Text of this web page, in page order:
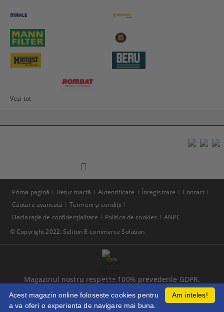
Vezi tot
© Copyright 2022. Seliton E-commerce Solution
Prima pagină Retur marfă Autentificare Înregistrare
Contact
Căutare avansată
Termeni şi condiţii
Declaraţie de confidenţialitate
Politica de cookies ANPC
GDPR
Magazinul nostru respecta 100% prevederile GDPR.
Citeste politica de confidentialitate
Informatiile mele personale
Am inteles!
Acest magazin online foloseste cookies pentru
a va oferi o experienta de navigare mai buna.